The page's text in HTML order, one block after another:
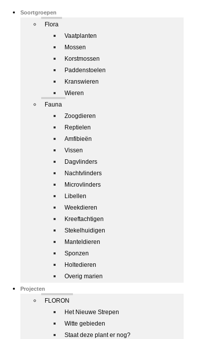
Soortgroepen
Flora
Vaatplanten
Mossen
Korstmossen
Paddenstoelen
Kranswieren
Wieren
Fauna
Zoogdieren
Reptielen
Amfibieën
Vissen
Dagvlinders
Nachtvlinders
Microvlinders
Libellen
Weekdieren
Kreeftachtigen
Stekelhuidigen
Manteldieren
Sponzen
Holtedieren
Overig marien
Projecten
FLORON
Het Nieuwe Strepen
Witte gebieden
Staat deze plant er nog?